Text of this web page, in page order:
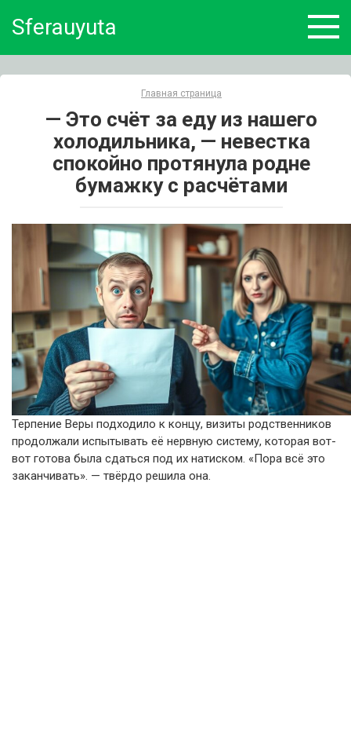
Sferauyuta
Главная страница
— Это счёт за еду из нашего
холодильника, — невестка
спокойно протянула родне
бумажку с расчётами
Терпение Веры подходило к концу, визиты родственников
продолжали испытывать её нервную систему, которая вот-
вот готова была сдаться под их натиском. «Пора всё это
заканчивать». — твёрдо решила она.